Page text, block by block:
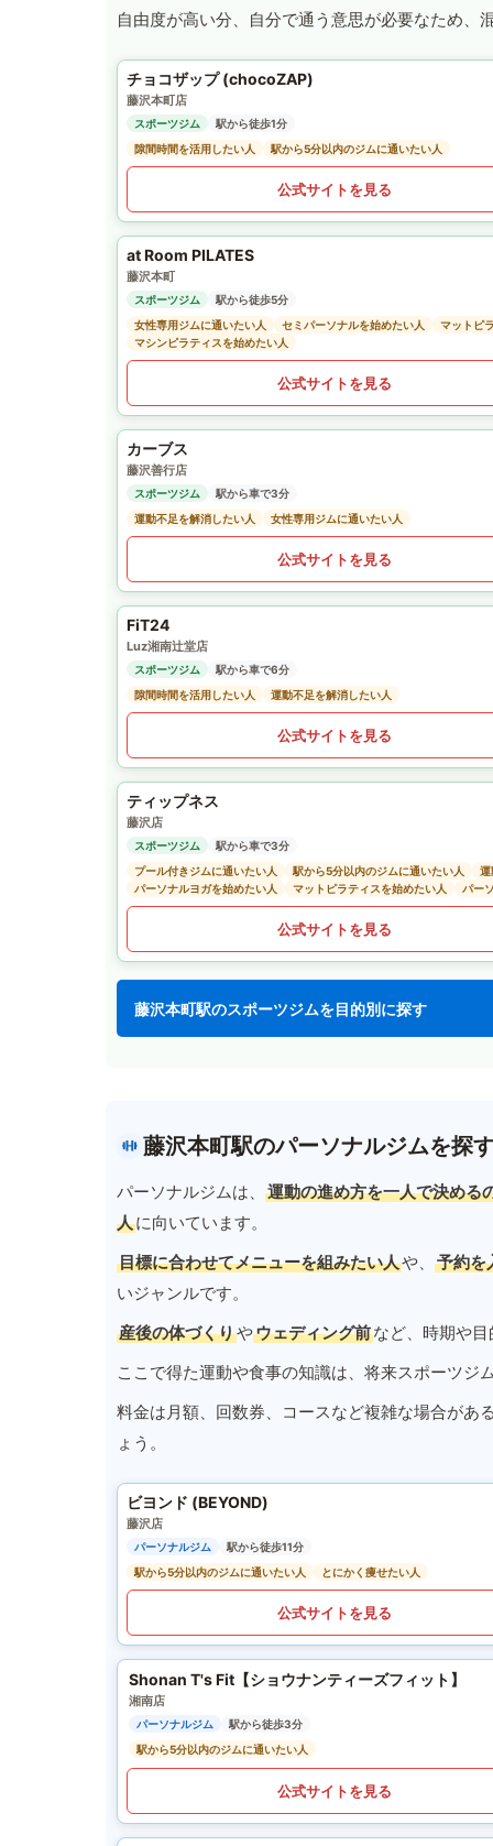
自由度が高い分、自分で通う意思が必要なため
チョコザップ (chocoZAP)
藤沢本町店
スポーツジム
駅から徒歩1分
隙間時間を活用したい人
駅から5分以内のジムに通いたい人
公式サイトを見る
at Room PILATES
藤沢本町
スポーツジム
駅から徒歩5分
女性専用ジムに通いたい人
セミパーソナルを始めたい人
マットピ
マシンピラティスを始めたい人
公式サイトを見る
カーブス
藤沢善行店
スポーツジム
駅から車で3分
運動不足を解消したい人
女性専用ジムに通いたい人
公式サイトを見る
FiT24
Luz湘南辻堂店
スポーツジム
駅から車で6分
隙間時間を活用したい人
運動不足を解消したい人
公式サイトを見る
ティップネス
藤沢店
スポーツジム
駅から車で3分
プール付きジムに通いたい人
駅から5分以内のジムに通いたい人
運
パーソナルヨガを始めたい人
マットピラティスを始めたい人 パー
公式サイトを見る
藤沢本町駅のスポーツジムを目的別に探す
藤沢本町駅のパーソナルジムを探
パーソナルジムは、
運動の進め方を一人で決める
人に向いています。
目標に合わせてメニューを組みたい人や、
予約を
いジャンルです。
産後の体づくりやウェディング前など、時期や
ここで得た運動や食事の知識は、将来スポーツ
料金は月額、回数券、コースなど複雑な場合があ
ょう。
ビヨンド (BEYOND)
藤沢店
パーソナルジム
駅から徒歩11分
駅から5分以内のジムに通いたい人
とにかく痩せたい人
公式サイトを見る
Shonan T's Fit【ショウナンティーズフィット】
湘南店
パーソナルジム
駅から徒歩3分
駅から5分以内のジムに通いたい人
公式サイトを見る